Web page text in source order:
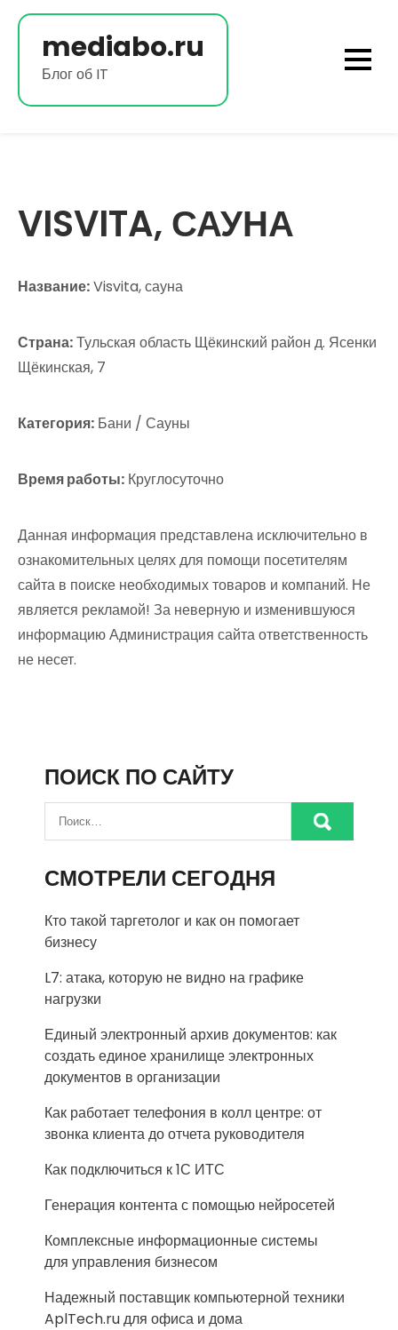
Перейти
содержимомуmediabo.ru
Блог об IT
VISVITA, САУНА
Название:Visvita, сауна
Страна:Тульская область Щёкинский район д. Ясенки
Щёкинская, 7
Категория: Бани / Сауны
Время работы: Круглосуточно
Данная информация представлена исключительно в
ознакомительных целях для помощи посетителям
сайта в поиске необходимых товаров и компаний. Не
является рекламой! За неверную и изменившуюся
информацию Администрация сайта ответственность
не несет.
ПОИСК ПО САЙТУ
СМОТРЕЛИ СЕГОДНЯ
Кто такой таргетолог и как он помогает
бизнесу
L7: атака, которую не видно на графике
нагрузки
Единый электронный архив документов: как
создать единое хранилище электронных
документов в организации
Как работает телефония в колл центре: от
звонка клиента до отчета руководителя
Как подключиться к 1С ИТС
Генерация контента с помощью нейросетей
Комплексные информационные системы
для управления бизнесом
Надежный поставщик компьютерной техники
AplTech.ru для офиса и дома